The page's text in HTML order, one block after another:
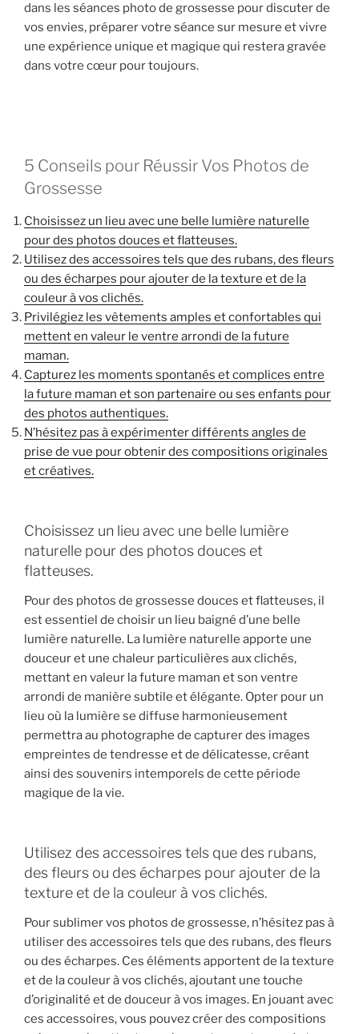
dans les séances photo de grossesse pour discuter de
vos envies, préparer votre séance sur mesure et vivre
une expérience unique et magique qui restera gravée
dans votre cœur pour toujours.
5 Conseils pour Réussir Vos Photos de
Grossesse
Choisissez un lieu avec une belle lumière naturelle
pour des photos douces et flatteuses.
Utilisez des accessoires tels que des rubans, des fleurs
ou des écharpes pour ajouter de la texture et de la
couleur à vos clichés.
Privilégiez les vêtements amples et confortables qui
mettent en valeur le ventre arrondi de la future
maman.
Capturez les moments spontanés et complices entre
la future maman et son partenaire ou ses enfants pour
des photos authentiques.
N’hésitez pas à expérimenter différents angles de
prise de vue pour obtenir des compositions originales
et créatives.
Choisissez un lieu avec une belle lumière
naturelle pour des photos douces et
flatteuses.
Pour des photos de grossesse douces et flatteuses, il
est essentiel de choisir un lieu baigné d’une belle
lumière naturelle. La lumière naturelle apporte une
douceur et une chaleur particulières aux clichés,
mettant en valeur la future maman et son ventre
arrondi de manière subtile et élégante. Opter pour un
lieu où la lumière se diffuse harmonieusement
permettra au photographe de capturer des images
empreintes de tendresse et de délicatesse, créant
ainsi des souvenirs intemporels de cette période
magique de la vie.
Utilisez des accessoires tels que des rubans,
des fleurs ou des écharpes pour ajouter de la
texture et de la couleur à vos clichés.
Pour sublimer vos photos de grossesse, n’hésitez pas à
utiliser des accessoires tels que des rubans, des fleurs
ou des écharpes. Ces éléments apportent de la texture
et de la couleur à vos clichés, ajoutant une touche
d’originalité et de douceur à vos images. En jouant avec
ces accessoires, vous pouvez créer des compositions